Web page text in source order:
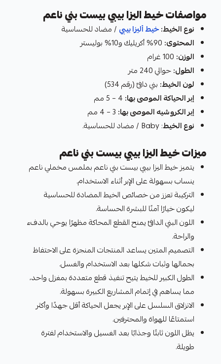
مواصفات خيط اليزا بيبي بيست بني ناعم
نوع الخيط:خيط أليزا بيبي / مضاد للحساسية
المحتوى:
الوزن:
الطول:حوالي 240 متر
لون الخيط: بني دافئ (رقم 534)
إبر الحياكة الموصى بها:
إبر الكروشيه الموصى بها:
نوع الخيط: Baby / مضاد للحساسية.
ميزات خيط اليزا بيبي بيست بني ناعم
يتميز خيط اليزا بيبي بيست بني ناعم بملمس مخملي ناعم
ينساب بسهولة على الإبر أثناء الاستخدام.
التركيبة تعزز من خصائص الخيط المضادة للحساسية
ليكون خيارًا آمنًا للبشرة الحساسة.
اللون البني الدافئ يمنح القطع المحاكة مظهرًا يوحي بالدفء
والراحة.
التصميم المتين يساعد المنتجات المنجزة على الاحتفاظ
بجمالها وثبات شكلها بعد الاستخدام والغسل.
الطول الكبير للخيط يتيح تنفيذ قطع متعددة بمغزل واحد،
مما يساهم في إتمام المشاريع الكبيرة بسهولة.
الانزلاق السلسل على الإبر يجعل الحياكة أقل جهدًا وأكثر
استمتاعًا للهواة والمحترفين.
يظل اللون ثابتًا وجذابًا بعد الغسيل والاستخدام لفترة
طويلة.